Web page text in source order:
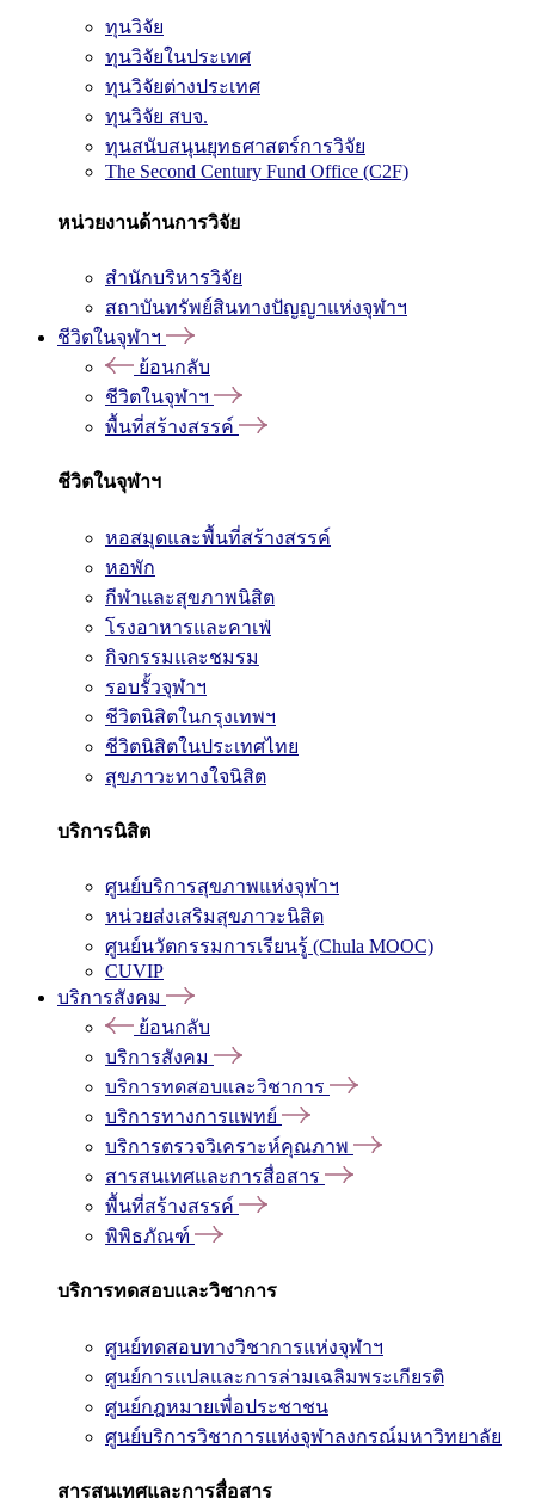
ทุนวิจัย
ทุนวิจัยในประเทศ
ทุนวิจัยต่างประเทศ
ทุนวิจัย สบจ.
ทุนสนับสนุนยุทธศาสตร์การวิจัย
The Second Century Fund Office (C2F)
หน่วยงานด้านการวิจัย
สำนักบริหารวิจัย
สถาบันทรัพย์สินทางปัญญาแห่งจุฬาฯ
ชีวิตในจุฬาฯ
ย้อนกลับ
ชีวิตในจุฬาฯ
พื้นที่สร้างสรรค์
ชีวิตในจุฬาฯ
หอสมุดและพื้นที่สร้างสรรค์
หอพัก
กีฬาและสุขภาพนิสิต
โรงอาหารและคาเฟ่
กิจกรรมและชมรม
รอบรั้วจุฬาฯ
ชีวิตนิสิตในกรุงเทพฯ
ชีวิตนิสิตในประเทศไทย
สุขภาวะทางใจนิสิต
บริการนิสิต
ศูนย์บริการสุขภาพแห่งจุฬาฯ
หน่วยส่งเสริมสุขภาวะนิสิต
ศูนย์นวัตกรรมการเรียนรู้ (Chula MOOC)
CUVIP
บริการสังคม
ย้อนกลับ
บริการสังคม
บริการทดสอบและวิชาการ
บริการทางการแพทย์
บริการตรวจวิเคราะห์คุณภาพ
สารสนเทศและการสื่อสาร
พื้นที่สร้างสรรค์
พิพิธภัณฑ์
บริการทดสอบและวิชาการ
ศูนย์ทดสอบทางวิชาการแห่งจุฬาฯ
ศูนย์การแปลและการล่ามเฉลิมพระเกียรติ
ศูนย์กฎหมายเพื่อประชาชน
ศูนย์บริการวิชาการแห่งจุฬาลงกรณ์มหาวิทยาลัย
สารสนเทศและการสื่อสาร